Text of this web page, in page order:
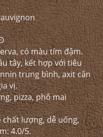
có màu tím đậm.
tây, kết hợp với tiêu
trung bình, axit cân
vị.
pizza, phô mai
chất lượng, dễ uống,
4.0/5.